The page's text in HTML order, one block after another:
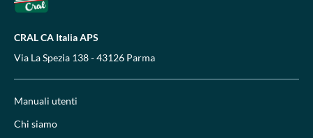
CRAL CA Italia APS
Via La Spezia 138 - 43126 Parma
Manuali utenti
Chi siamo